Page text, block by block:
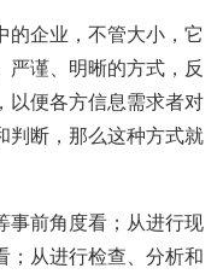
的企业，不管大小，它
严谨、明晰的方式，反
以便各方信息需求者对
判断，那么这种方式就
事前角度看；从进行现
；从进行检查、分析和